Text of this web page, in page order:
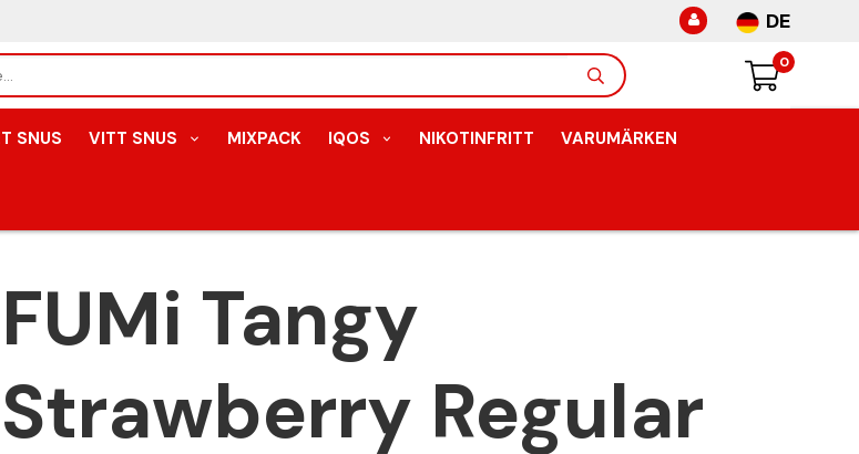
DE
0
SNUS VITT SNUS MIXPACK IQOS NIKOTINFRITT VARUMÄRKEN
FUMi Tangy
Strawberry Regular